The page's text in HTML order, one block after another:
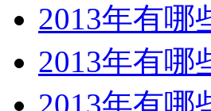
2013年有哪
2013年有哪
2013年有哪